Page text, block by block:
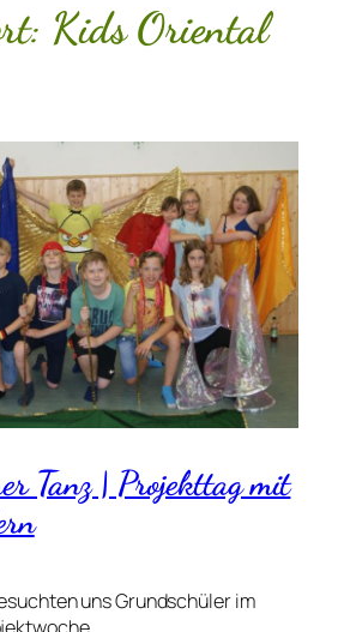
Kids Oriental
Tanz | Projekttag mit
uns Grundschüler im